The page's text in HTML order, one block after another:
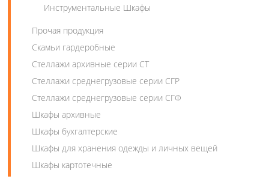
Инструментальные Шкафы
Прочая продукция
Скамьи гардеробные
Стеллажи архивные серии СТ
Стеллажи среднегрузовые серии СГР
Стеллажи среднегрузовые серии СГФ
Шкафы архивные
Шкафы бухгалтерские
Шкафы для хранения одежды и личных вещей
Шкафы картотечные